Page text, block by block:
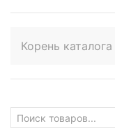
Корень каталога